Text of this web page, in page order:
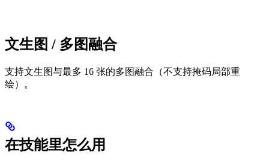
文生图 / 多图融合
支持文生图与最多 16 张的多图融合（不支持掩码局部重
绘）。
在技能里怎么用